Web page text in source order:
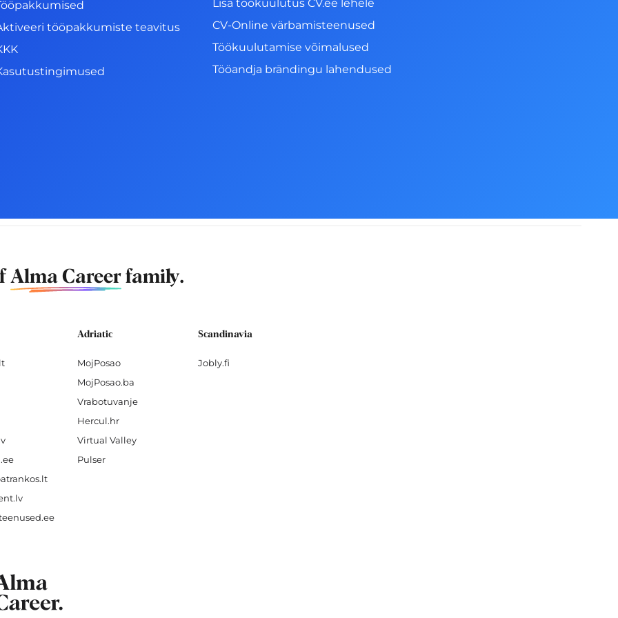
tööpakkumiste teavitus
Lisa töökuulutus CV.ee lehele
CV-Online värbamisteenused
Töökuulutamise võimalused
Tööandja brändingu lahendused
Alma Careerfamily.
Adriatic
MojPosao
MojPosao.ba
Vrabotuvanje
Hercul.hr
Virtual Valley
Pulser
Scandinavia
Jobly.fi